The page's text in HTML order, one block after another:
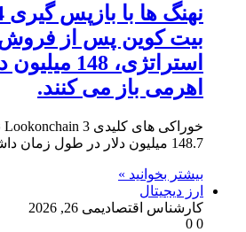
استراتژی،
اهرمی باز می کنند.
148.7 میلیون دلار در طول زمان داشتند، از جمله موقعیت…
بیشتر بخوانید »
ارز دیجیتال
کارشناس اقتصادیمی 26, 2026
0